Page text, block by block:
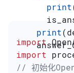
      print
    print
import
import
// 初始化